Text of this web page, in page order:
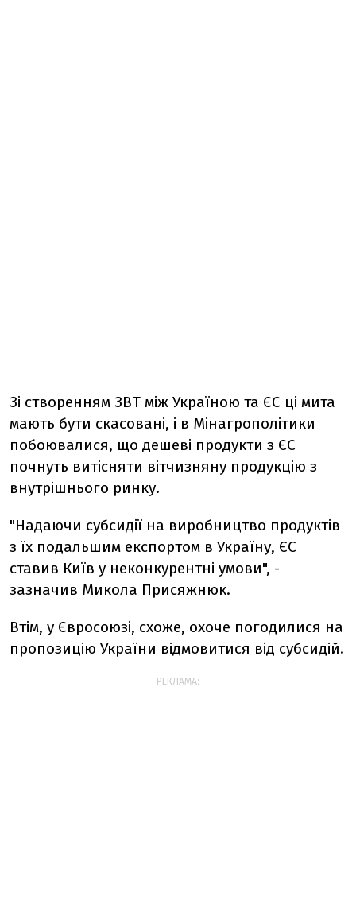
Зі створенням ЗВТ між Україною та ЄС ці мита
мають бути скасовані, і в Мінагрополітики
побоювалися, що дешеві продукти з ЄС
почнуть витісняти вітчизняну продукцію з
внутрішнього ринку.
"Надаючи субсидії на виробництво продуктів
з їх подальшим експортом в Україну, ЄС
ставив Київ у неконкурентні умови", -
зазначив Микола Присяжнюк.
Втім, у Євросоюзі, схоже, охоче погодилися на
пропозицію України відмовитися від субсидій.
РЕКЛАМА: